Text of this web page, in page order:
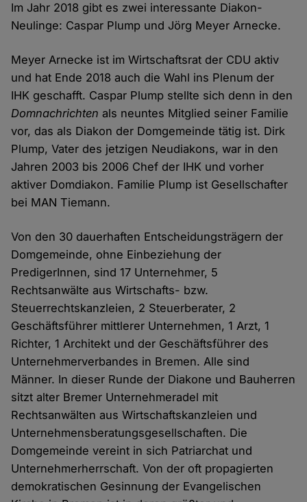
Im Jahr 2018 gibt es zwei interessante Diakon-
Neulinge: Caspar Plump und Jörg Meyer Arnecke.
Meyer Arnecke ist im Wirtschaftsrat der CDU aktiv
und hat Ende 2018 auch die Wahl ins Plenum der
IHK geschafft. Caspar Plump stellte sich denn in den
Domnachrichten als neuntes Mitglied seiner Familie
vor, das als Diakon der Domgemeinde tätig ist. Dirk
Plump, Vater des jetzigen Neudiakons, war in den
Jahren 2003 bis 2006 Chef der IHK und vorher
aktiver Domdiakon. Familie Plump ist Gesellschafter
bei MAN Tiemann.
Von den 30 dauerhaften Entscheidungsträgern der
Domgemeinde, ohne Einbeziehung der
PredigerInnen, sind 17 Unternehmer, 5
Rechtsanwälte aus Wirtschafts- bzw.
Steuerrechtskanzleien, 2 Steuerberater, 2
Geschäftsführer mittlerer Unternehmen, 1 Arzt, 1
Richter, 1 Architekt und der Geschäftsführer des
Unternehmerverbandes in Bremen. Alle sind
Männer. In dieser Runde der Diakone und Bauherren
sitzt alter Bremer Unternehmeradel mit
Rechtsanwälten aus Wirtschaftskanzleien und
Unternehmensberatungsgesellschaften. Die
Domgemeinde vereint in sich Patriarchat und
Unternehmerherrschaft. Von der oft propagierten
demokratischen Gesinnung der Evangelischen